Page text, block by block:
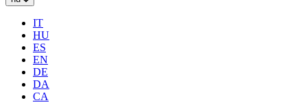
IT
HU
ES
EN
DE
DA
CA